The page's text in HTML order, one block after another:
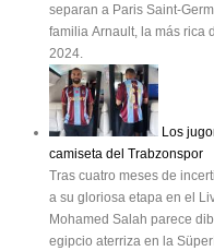
separan a Paris Saint-
familia Arnault, la más rica
2024.
Los
camiseta del Trabzonspor
Tras cuatro meses de
a su gloriosa etapa en el
Mohamed Salah parece
egipcio aterriza en la